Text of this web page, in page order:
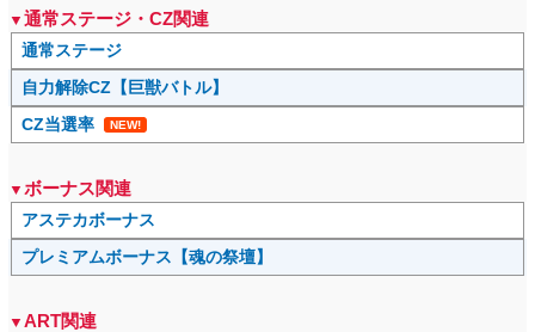
通常ステージ・CZ関連
通常ステージ
自力解除CZ【巨獣バトル】
CZ当選率
NEW!
ボーナス関連
アステカボーナス
プレミアムボーナス【魂の祭壇】
ART関連